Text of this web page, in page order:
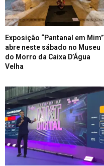
Exposição “Pantanal em Mim”
abre neste sábado no Museu
do Morro da Caixa D’Água
Velha